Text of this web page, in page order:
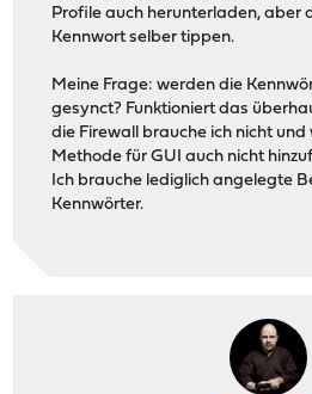
Profile auch herunterladen, aber
Kennwort selber tippen.
Meine Frage: werden die
gesynct? Funktioniert das
die Firewall brauche ich nicht
Methode für GUI auch nicht
Ich brauche lediglich angelegte
Kennwörter.